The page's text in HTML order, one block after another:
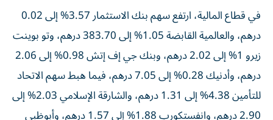
في قطاع المالية، ارتفع سهم بنك الاستثمار 3.57% إلى 0.02
درهم، والعالمية القابضة 1.05% إلى 383.70 درهم، وتو بوينت
زيرو 1% إلى 2.02 درهم، وبنك جي إف إتش 0.98% إلى 2.06
درهم، وأدنيك 0.28% إلى 7.05 درهم، فيما هبط سهم الاتحاد
للتأمين 4.38% إلى 1.31 درهم، والشارقة الإسلامي 2.03% إلى